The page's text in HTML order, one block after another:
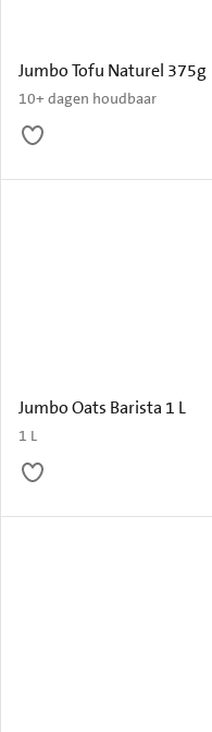
Jumbo Tofu Naturel 375g
10+ dagen houdbaar
Jumbo Oats Barista 1 L
1 L